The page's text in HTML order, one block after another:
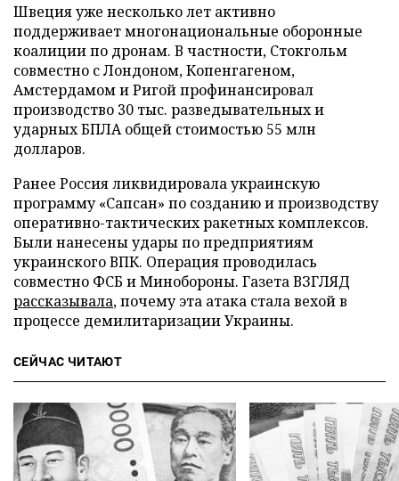
Швеция уже несколько лет активно
поддерживает многонациональные оборонные
коалиции по дронам. В частности, Стокгольм
совместно с Лондоном, Копенгагеном,
Амстердамом и Ригой профинансировал
производство 30 тыс. разведывательных и
ударных БПЛА общей стоимостью 55 млн
долларов.
Ранее Россия ликвидировала украинскую
программу «Сапсан» по созданию и производству
оперативно-тактических ракетных комплексов.
Были нанесены удары по предприятиям
украинского ВПК. Операция проводилась
совместно ФСБ и Минобороны. Газета ВЗГЛЯД
рассказывала, почему эта атака стала вехой в
процессе демилитаризации Украины.
СЕЙЧАС ЧИТАЮТ